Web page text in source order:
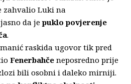
zahvalio Luki na
da jepuklo povjerenje
.
raskida ugovor tik pred
Fenerbahče neposredno prije
bili osobni i daleko mirniji.